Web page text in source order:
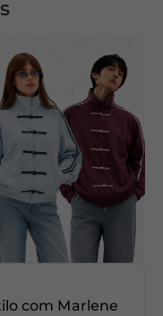
com Marlene